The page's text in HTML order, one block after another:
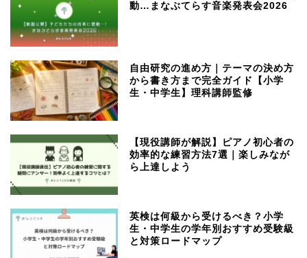
動…まなぶてらす音楽発表会2026
自由研究の進め方｜テーマの決め方
から書き方まで完全ガイド【小学
生・中学生】理科講師監修
【現役講師が解説】ピアノ初心者の
効率的な練習方法7選｜楽しみなが
ら上達しよう
英検は何級から受けるべき？小学
生・中学生の学年別おすすめ受験級
と対策ロードマップ